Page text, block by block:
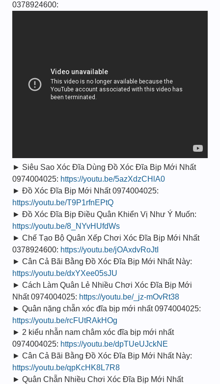
0378924600:
► Siêu Sao Xóc Đĩa Dùng Đồ Xóc Đĩa Bịp Mới Nhất
0974004025: https://youtu.be/5azXdzCHlA0
► Đồ Xóc Đĩa Bịp Mới Nhất 0974004025:
https://youtu.be/T9P1rfnEPtQ
► Đồ Xóc Đĩa Bịp Điều Quân Khiển Vị Như Ý Muốn:
https://youtu.be/8_NYvHUfdWs
► Chế Tạo Bộ Quân Xếp Chơi Xóc Đĩa Bịp Mới Nhất
0378924600: https://youtu.be/jOAxdvRoJtI
► Cân Cả Bãi Bằng Đồ Xóc Đĩa Bịp Mới Nhất Này:
https://youtu.be/dxYXee05sJU
► Cách Làm Quân Lẻ Nhiều Chơi Xóc Đĩa Bịp Mới
Nhất 0974004025: https://youtu.be/_jz-mOvRt38
► Quân nặng chẵn xóc đĩa bịp mới nhất 0974004025:
https://youtu.be/rcFUtRAkHOg
► 2 kiểu nhẫn nam châm xóc đĩa bịp mới nhất
0974004025: https://youtu.be/dpTUeUJckNE
► Cân Cả Bãi Bằng Đồ Xóc Đĩa Bịp Mới Nhất Này:
https://youtu.be/qpKcHK8L7R8
► Quân Chẵn Nhiều Chơi Xóc Đĩa Bịp Mới Nhất